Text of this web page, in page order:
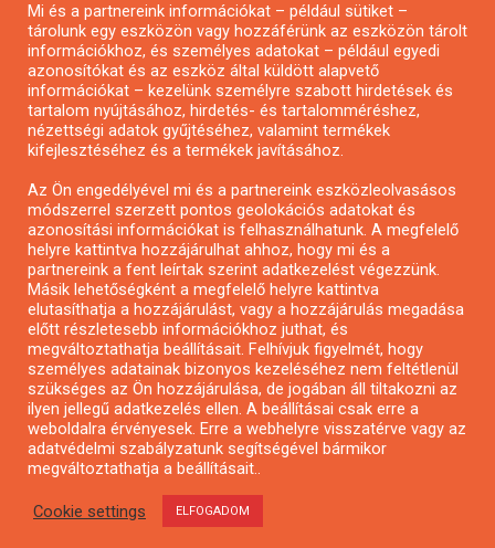
Pályázatírás civil szervezeteknek
Pályázatírás önkormányzatoknak
Pályázatfigyelés
Specifikus pályázatfigyelés vagy hírlevél
Pályázatok magánszemélyeknek
Pályázatok civil szervezeteknek
Pályázatok vállalkozásoknak
Önkormányzati pályázatok
Mezőgazdasági pályázatok
Falusi turizmus pályázatok
Napelem pályázatok
GINOP pályázatok
Copyright © All rights reserved.
Mi és a partnereink információkat – például sütiket –
tárolunk egy eszközön vagy hozzáférünk az eszközön tárolt
információkhoz, és személyes adatokat – például egyedi
azonosítókat és az eszköz által küldött alapvető
információkat – kezelünk személyre szabott hirdetések és
tartalom nyújtásához, hirdetés- és tartalomméréshez,
nézettségi adatok gyűjtéséhez, valamint termékek
kifejlesztéséhez és a termékek javításához.
Az Ön engedélyével mi és a partnereink eszközleolvasásos
módszerrel szerzett pontos geolokációs adatokat és
azonosítási információkat is felhasználhatunk. A megfelelő
helyre kattintva hozzájárulhat ahhoz, hogy mi és a
partnereink a fent leírtak szerint adatkezelést végezzünk.
Másik lehetőségként a megfelelő helyre kattintva
elutasíthatja a hozzájárulást, vagy a hozzájárulás megadása
előtt részletesebb információkhoz juthat, és
megváltoztathatja beállításait. Felhívjuk figyelmét, hogy
személyes adatainak bizonyos kezeléséhez nem feltétlenül
szükséges az Ön hozzájárulása, de jogában áll tiltakozni az
ilyen jellegű adatkezelés ellen. A beállításai csak erre a
weboldalra érvényesek. Erre a webhelyre visszatérve vagy az
adatvédelmi szabályzatunk segítségével bármikor
megváltoztathatja a beállításait..
Cookie settings ELFOGADOM